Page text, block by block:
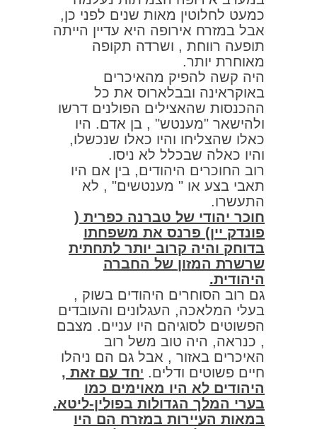
כמעט לחלוטין מאות שנים לפני כן,
אבל במזרח אירופה היא עדיין הייתה
תופעה רווחת , ושרדה תקופה
מאוחרת יותר.
היה קשה להפיק מהאיכרים
באוקראינה ובבלארוס את כל
ההכנסות שהאצילים הפולנים דרשו
ולהישאר "מענטש" , בן אדם. היו
כאלו שהצליחו והיו כאלו שנכשלו,
והיו כאלה שבכלל לא ניסו.
רוב החוכרים היהודים, בין אם היו
תאבי בצע או " מענטשים" , לא
התעשרו.
חוכר יהודי של טברנה כפרית (
פונדק יין) פרנס את משפחתו
בדוחק והיה קרוב יותר לתחתית
שרשרת המזון של החברה
היהודית.
גם רוב הסוחרים היהודים בשוק ,
בעלי המלאכה, העגלונים והעובדים
הפשוטים לסוגיהם היו עניים. מצבם
, כנראה, היה טוב משל רוב
האיכרים באזור , אבל גם הם ניהלו
חיים פשוטים ודלים. יחד עם זאת ,
היהודים לא היו מאוימים כמו
בערי המלך הגדולות בפולין-ליטא.
במאות העיירות במזרח הם היו